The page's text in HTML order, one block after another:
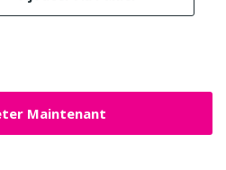
Maintenant